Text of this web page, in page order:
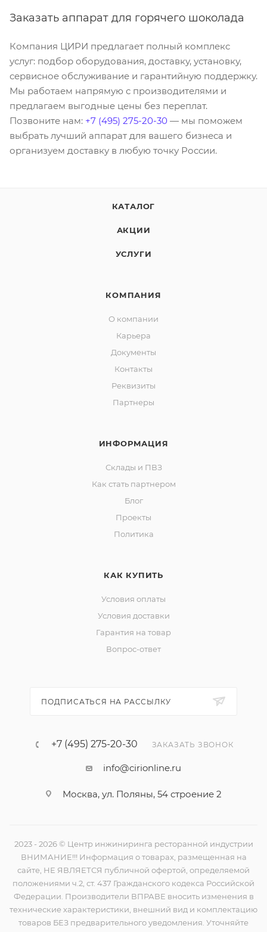
Заказать аппарат для горячего шоколада
Компания ЦИРИ предлагает полный комплекс
услуг: подбор оборудования, доставку, установку,
сервисное обслуживание и гарантийную поддержку.
Мы работаем напрямую с производителями и
предлагаем выгодные цены без переплат.
Позвоните нам: +7 (495) 275-20-30 — мы поможем
выбрать лучший аппарат для вашего бизнеса и
организуем доставку в любую точку России.
КАТАЛОГ
АКЦИИ
УСЛУГИ
КОМПАНИЯ
О компании
Карьера
Документы
Контакты
Реквизиты
Партнеры
ИНФОРМАЦИЯ
Склады и ПВЗ
Как стать партнером
Блог
Проекты
Политика
КАК КУПИТЬ
Условия оплаты
Условия доставки
Гарантия на товар
Вопрос-ответ
ПОДПИСАТЬСЯ НА РАССЫЛКУ
+7 (495) 275-20-30 ЗАКАЗАТЬ ЗВОНОК
info@cirionline.ru
Москва, ул. Поляны, 54 строение 2
2023 - 2026 © Центр инжиниринга ресторанной индустрии
ВНИМАНИЕ!!! Информация о товарах, размещенная на
сайте, НЕ ЯВЛЯЕТСЯ публичной офертой, определяемой
положениями ч.2, ст. 437 Гражданского кодекса Российской
Федерации. Производители ВПРАВЕ вносить изменения в
технические характеристики, внешний вид и комплектацию
товаров БЕЗ предварительного уведомления. Уточняйте